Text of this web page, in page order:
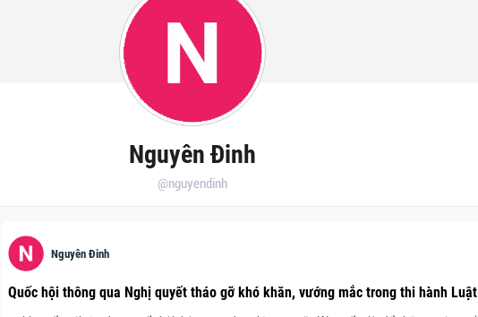
Nguyên Đinh
@nguyendinh
Nguyên Đinh
Quốc hội thông qua Nghị quyết tháo gỡ khó khăn, vướng mắc trong thi hành